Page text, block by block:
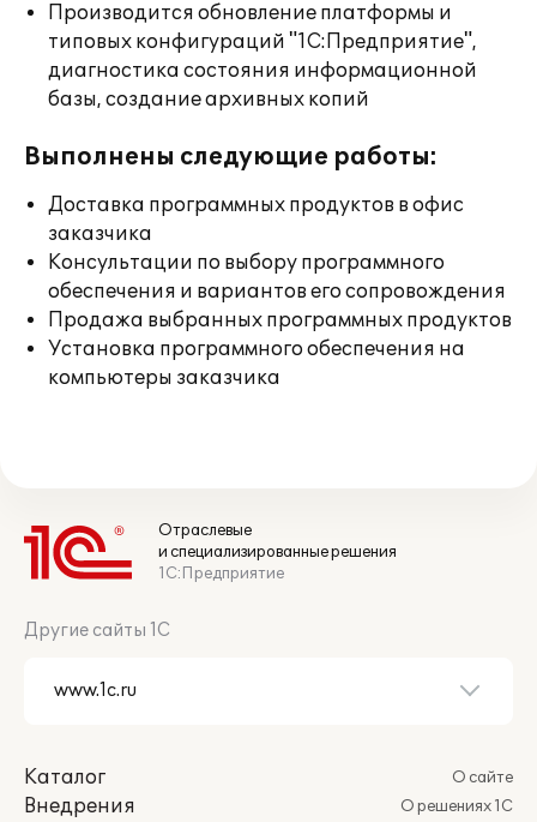
Производится обновление платформы и
типовых конфигураций "1С:Предприятие",
диагностика состояния информационной
базы, создание архивных копий
Выполнены следующие работы:
Доставка программных продуктов в офис
заказчика
Консультации по выбору программного
обеспечения и вариантов его сопровождения
Продажа выбранных программных продуктов
Установка программного обеспечения на
компьютеры заказчика
Отраслевые
и специализированные решения
1С:Предприятие
Другие сайты 1С
Каталог
Внедрения
О сайте
О решениях 1С